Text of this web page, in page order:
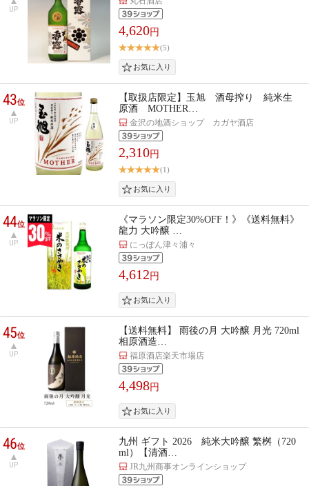
UP
4,620円
(5)
43位
UP
【取扱店限定】玉旭 酒母搾り 純米生
原酒 MOTHER…
金沢の地酒ショップ カガヤ酒店
2,310円
(1)
44位
UP
《マラソン限定30%OFF！》《送料無料》
龍力 大吟醸 …
にっぽん津々浦々
4,612 円
45位
UP
【送料無料】 雨後の月 大吟醸 月光 720ml
相原酒造…
福原酒店楽天市場店
4,498円
46位
UP
九州 ギフト 2026 純米大吟醸 繁桝（720
ml）【清酒…
JR九州商事オンラインショップ